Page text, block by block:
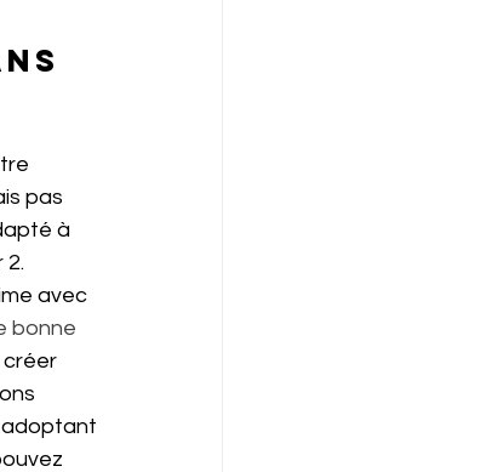
pas
à
2.
avec
bonne
créer
adoptant